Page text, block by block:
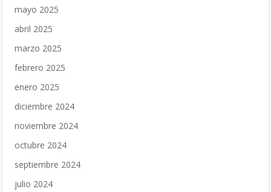
mayo 2025
abril 2025
marzo 2025
febrero 2025
enero 2025
diciembre 2024
noviembre 2024
octubre 2024
septiembre 2024
julio 2024